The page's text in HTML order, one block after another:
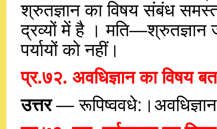
श्रुतज्ञान का विषय संबंध
द्रव्यों में है । मति—श्रुतज्ञान
पर्यायों को नहीं।
प्र.७२. अवधिज्ञान का विषय
उत्तर—